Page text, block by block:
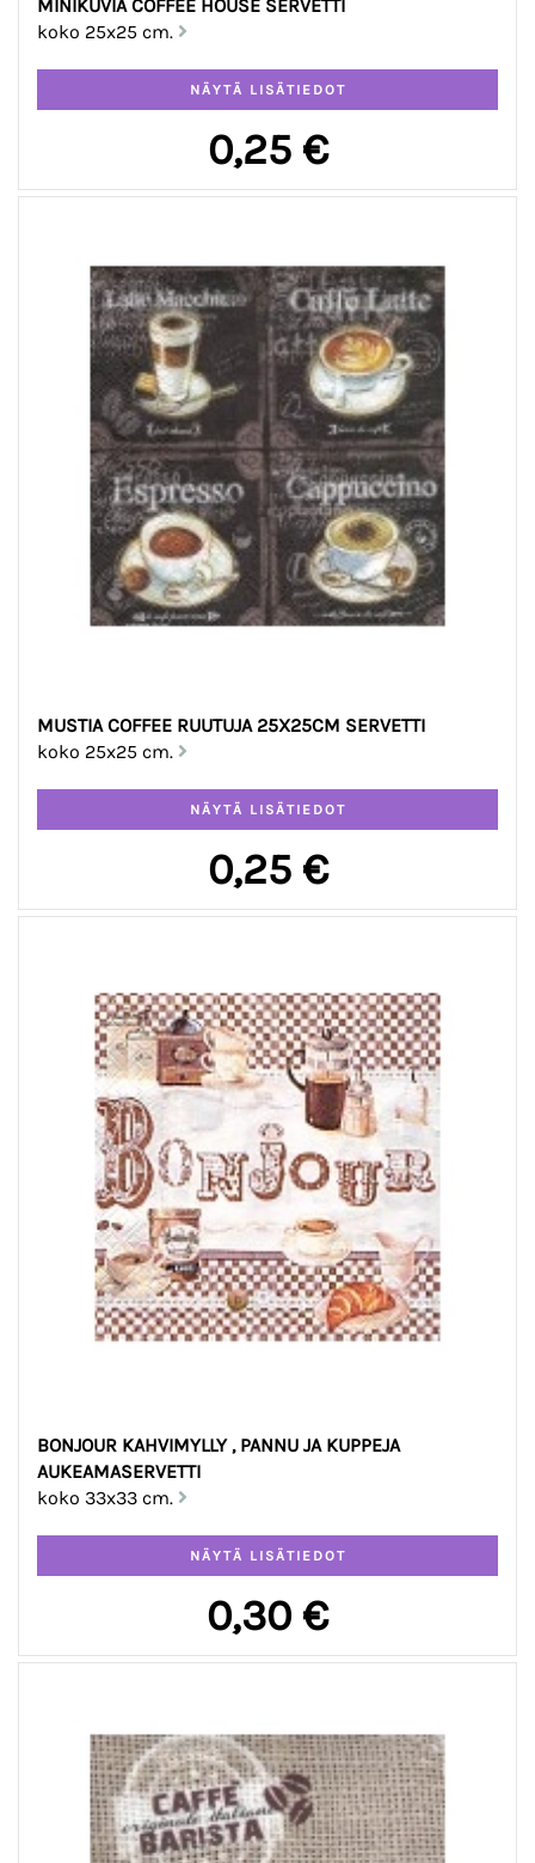
MINIKUVIA COFFEE HOUSE SERVETTI
koko 25x25 cm.
0,25 €
MUSTIA COFFEE RUUTUJA 25X25CM SERVETTI
koko 25x25 cm.
0,25 €
BONJOUR KAHVIMYLLY , PANNU JA KUPPEJA
AUKEAMASERVETTI
koko 33x33 cm.
0,30 €